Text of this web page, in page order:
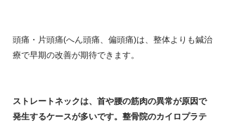
頭痛・片頭痛(へん頭痛、偏頭痛)は、整体よりも鍼治
療で早期の改善が期待できます。
ストレートネックは、首や腰の筋肉の異常が原因で
発生するケースが多いです。整骨院のカイロプラテ